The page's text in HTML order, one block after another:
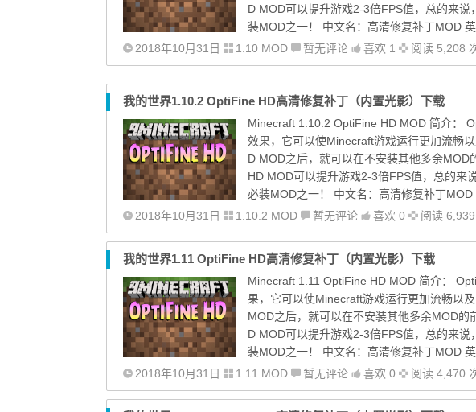
D MOD可以提升游戏2-3倍FPS值，总的来
装MOD之一！ 中文名：高清修复补丁MOD
2018年10月31日
1.10 MOD 暂无评论 喜欢 1 阅读 5,208
我的世界1.10.2 OptiFine HD高清修复补丁（内置光影）下载
Minecraft 1.10.2 OptiFine HD MOD 简介：
效果，它可以使Minecraft游戏运行更加流畅
D MOD之后，就可以在不安装其他多余
HD MOD可以提升游戏2-3倍FPS值，总的来
必装MOD之一！ 中文名：高清修复补丁MOD
2018年10月31日
1.10.2 MOD 暂无评论 喜欢 0 阅读
我的世界1.11 OptiFine HD高清修复补丁（内置光影）下载
Minecraft 1.11 OptiFine HD MOD 简介：
果，它可以使Minecraft游戏运行更加流畅以
MOD之后，就可以在不安装其他多余MOD
D MOD可以提升游戏2-3倍FPS值，总的来
装MOD之一！ 中文名：高清修复补丁MOD
2018年10月31日
1.11 MOD 暂无评论 喜欢 0 阅读 4,470